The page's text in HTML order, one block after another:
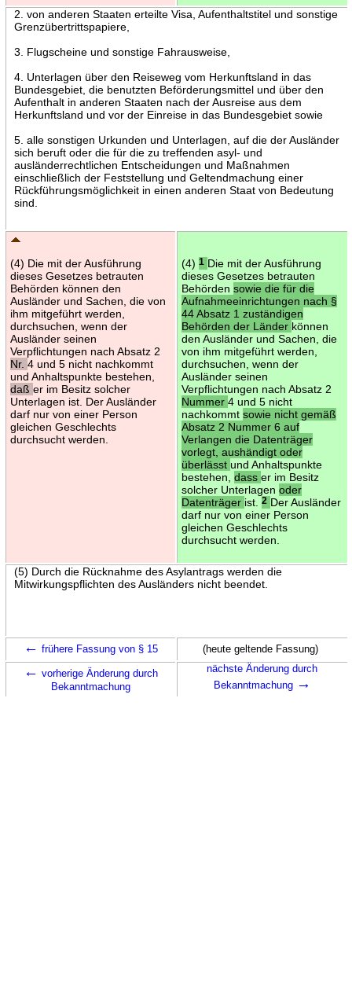
2. von anderen Staaten erteilte Visa, Aufenthaltstitel und sonstige
Grenzübertrittspapiere,
3. Flugscheine und sonstige Fahrausweise,
4. Unterlagen über den Reiseweg vom Herkunftsland in das
Bundesgebiet, die benutzten Beförderungsmittel und über den
Aufenthalt in anderen Staaten nach der Ausreise aus dem
Herkunftsland und vor der Einreise in das Bundesgebiet sowie
5. alle sonstigen Urkunden und Unterlagen, auf die der Ausländer
sich beruft oder die für die zu treffenden asyl- und
ausländerrechtlichen Entscheidungen und Maßnahmen
einschließlich der Feststellung und Geltendmachung einer
Rückführungsmöglichkeit in einen anderen Staat von Bedeutung
sind.
(4) Die mit der Ausführung
dieses Gesetzes betrauten
Behörden können den
Ausländer und Sachen, die von
ihm mitgeführt werden,
durchsuchen, wenn der
Ausländer seinen
Verpflichtungen nach Absatz 2
Nr. 4 und 5 nicht nachkommt
und Anhaltspunkte bestehen,
daß er im Besitz solcher
Unterlagen ist. Der Ausländer
darf nur von einer Person
gleichen Geschlechts
durchsucht werden.
(4) 1 Die mit der Ausführung
dieses Gesetzes betrauten
Behörden sowie die für die
Aufnahmeeinrichtungen nach §
44 Absatz 1 zuständigen
Behörden der Länder können
den Ausländer und Sachen, die
von ihm mitgeführt werden,
durchsuchen, wenn der
Ausländer seinen
Verpflichtungen nach Absatz 2
Nummer 4 und 5 nicht
nachkommt sowie nicht gemäß
Absatz 2 Nummer 6 auf
Verlangen die Datenträger
vorlegt, aushändigt oder
überlässt und Anhaltspunkte
bestehen, dass er im Besitz
solcher Unterlagen oder
Datenträger ist. 2 Der Ausländer
darf nur von einer Person
gleichen Geschlechts
durchsucht werden.
(5) Durch die Rücknahme des Asylantrags werden die
Mitwirkungspflichten des Ausländers nicht beendet.
← frühere Fassung von § 15 (heute geltende Fassung)
← vorherige Änderung durch
Bekanntmachung
nächste Änderung durch
Bekanntmachung →